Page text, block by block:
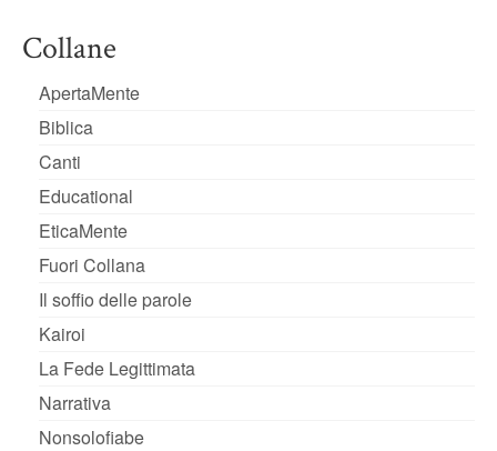
Collane
ApertaMente
Biblica
Canti
Educational
EticaMente
Fuori Collana
Il soffio delle parole
Kairoi
La Fede Legittimata
Narrativa
Nonsolofiabe